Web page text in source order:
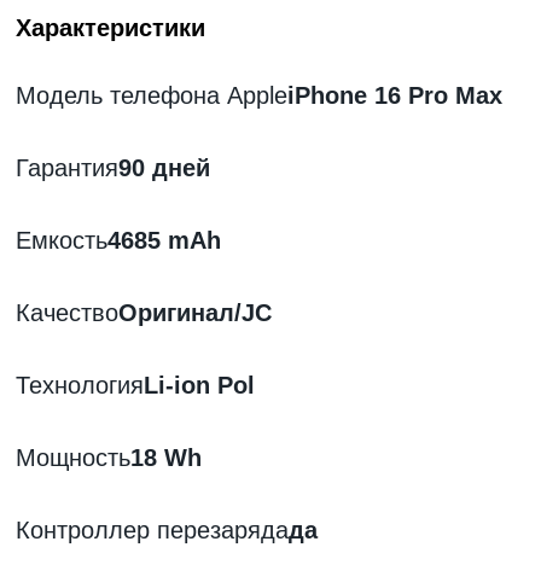
Характеристики
Модель телефона AppleiPhone 16 Pro Max
Гарантия90 дней
Емкость4685 mAh
КачествоОригинал/JC
ТехнологияLi-ion Pol
Мощность18 Wh
Контроллер перезарядада